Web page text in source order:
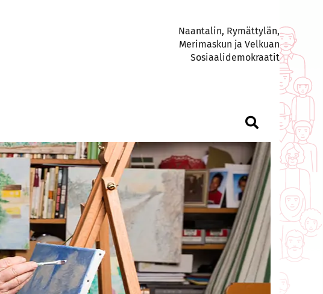
Naantalin, Rymättylän,
Merimaskun ja Velkuan
Sosiaalidemokraatit